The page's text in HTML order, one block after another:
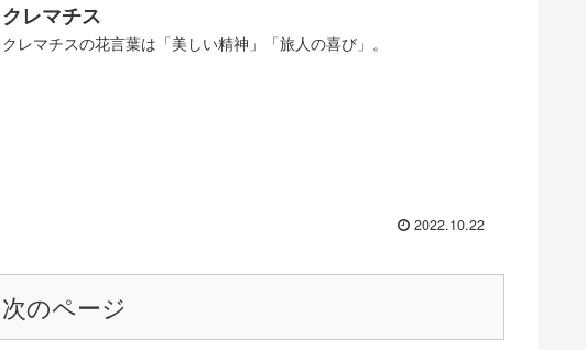
クレマチス
クレマチスの花言葉は「美しい精神」「旅人の喜び」。
2022.10.22
次のページ